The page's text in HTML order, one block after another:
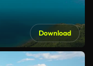
Download